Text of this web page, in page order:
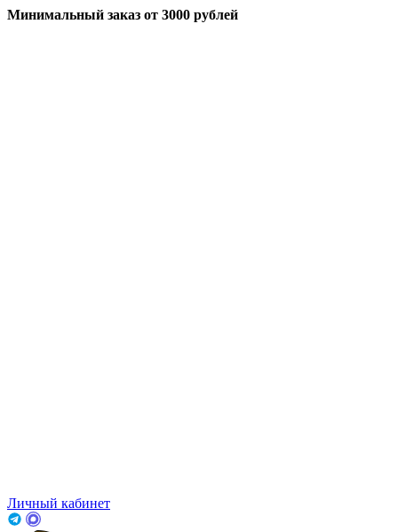
Минимальный заказ от 3000 рублей
Личный кабинет